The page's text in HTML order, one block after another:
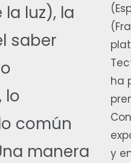
luz), la
saber
lo
común
manera
ha
y